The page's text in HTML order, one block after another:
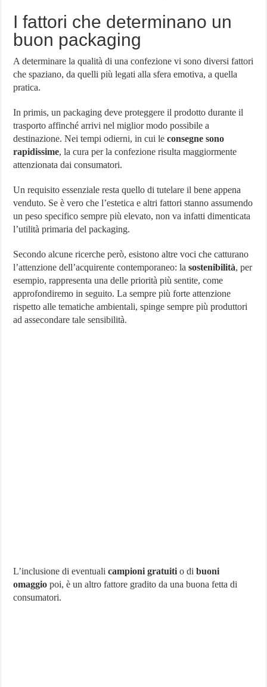
I fattori che determinano un
buon packaging
A determinare la qualità di una confezione vi sono diversi fattori
che spaziano, da quelli più legati alla sfera emotiva, a quella
pratica.
In primis, un packaging deve proteggere il prodotto durante il
trasporto affinché arrivi nel miglior modo possibile a
destinazione. Nei tempi odierni, in cui leconsegne sono
rapidissime, la cura per la confezione risulta maggiormente
attenzionata dai consumatori.
Un requisito essenziale resta quello di tutelare il bene appena
venduto. Se è vero che l’estetica e altri fattori stanno assumendo
un peso specifico sempre più elevato, non va infatti dimenticata
l’utilità primaria del packaging.
Secondo alcune ricerche però, esistono altre voci che catturano
l’attenzione dell’acquirente contemporaneo: lasostenibilità, per
esempio, rappresenta una delle priorità più sentite, come
approfondiremo in seguito. La sempre più forte attenzione
rispetto alle tematiche ambientali, spinge sempre più produttori
ad assecondare tale sensibilità.
L’inclusione di eventualicampioni gratuiti o dibuoni
omaggio poi, è un altro fattore gradito da una buona fetta di
consumatori.